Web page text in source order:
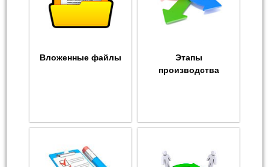
Вложенные файлы
Этапы
производства